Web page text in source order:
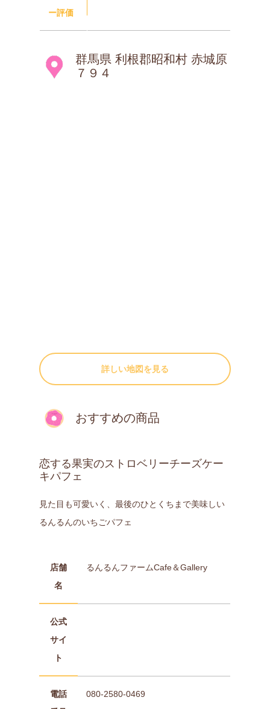
ー評価
群馬県 利根郡昭和村 赤城原
７９４
詳しい地図を見る
おすすめの商品
恋する果実のストロベリーチーズケー
キパフェ
見た目も可愛いく、最後のひとくちまで美味しい
るんるんのいちごパフェ
店舗
名
るんるんファームCafe＆Gallery
公式
サイ
ト
電話
080-2580-0469